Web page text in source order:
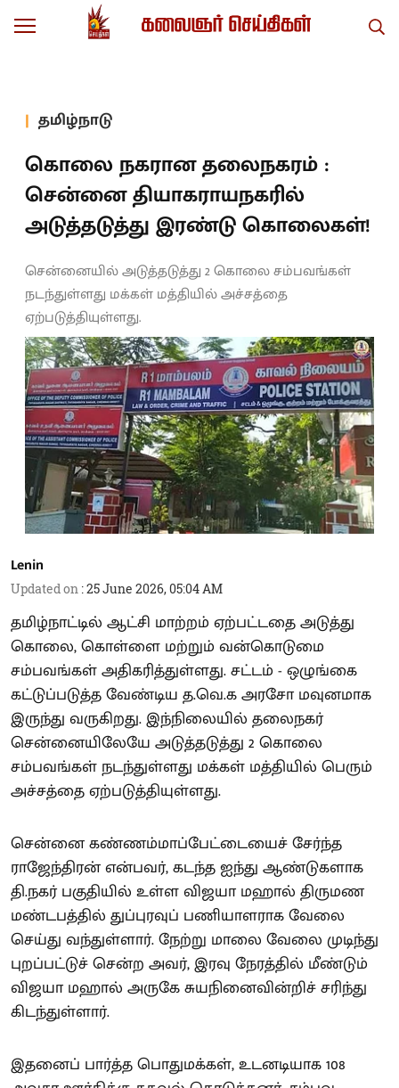
தமிழ்நாடு
கொலை நகரான தலைநகரம் :
சென்னை தியாகராயநகரில்
அடுத்தடுத்து இரண்டு கொலைகள்!
சென்னையில் அடுத்தடுத்து 2 கொலை சம்பவங்கள்
நடந்துள்ளது மக்கள் மத்தியில் அச்சத்தை
ஏற்படுத்தியுள்ளது.
Lenin
Updated on :25 June 2026, 05:04 AM
தமிழ்நாட்டில் ஆட்சி மாற்றம் ஏற்பட்டதை அடுத்து
கொலை, கொள்ளை மற்றும் வன்கொடுமை
சம்பவங்கள் அதிகரித்துள்ளது. சட்டம் - ஒழுங்கை
கட்டுப்படுத்த வேண்டிய த.வெ.க அரசோ மவுனமாக
இருந்து வருகிறது. இந்நிலையில் தலைநகர்
சென்னையிலேயே அடுத்தடுத்து 2 கொலை
சம்பவங்கள் நடந்துள்ளது மக்கள் மத்தியில் பெரும்
அச்சத்தை ஏற்படுத்தியுள்ளது.
சென்னை கண்ணம்மாப்பேட்டையைச் சேர்ந்த
ராஜேந்திரன் என்பவர், கடந்த ஐந்து ஆண்டுகளாக
தி.நகர் பகுதியில் உள்ள விஜயா மஹால் திருமண
மண்டபத்தில் துப்புரவுப் பணியாளராக வேலை
செய்து வந்துள்ளார். நேற்று மாலை வேலை முடிந்து
புறப்பட்டுச் சென்ற அவர், இரவு நேரத்தில் மீண்டும்
விஜயா மஹால் அருகே சுயநினைவின்றிச் சரிந்து
கிடந்துள்ளார்.
இதனைப் பார்த்த பொதுமக்கள், உடனடியாக 108